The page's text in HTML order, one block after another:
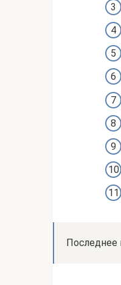
Последнее